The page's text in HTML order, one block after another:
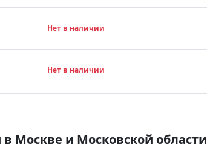
Нет в наличии
Нет в наличии
Москве и Московской области